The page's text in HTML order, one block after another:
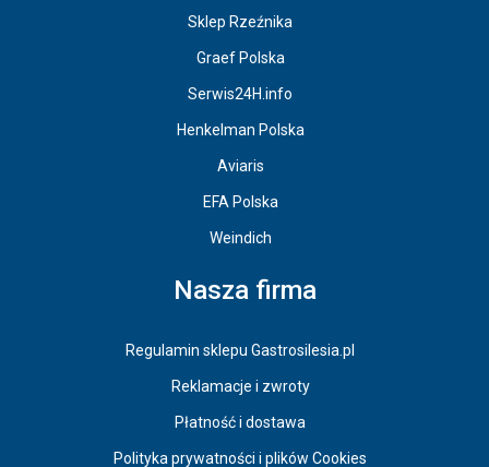
Sklep Rzeźnika
Graef Polska
Serwis24H.info
Henkelman Polska
Aviaris
EFA Polska
Weindich
Nasza firma
Regulamin sklepu Gastrosilesia.pl
Reklamacje i zwroty
Płatność i dostawa
Polityka prywatności i plików Cookies